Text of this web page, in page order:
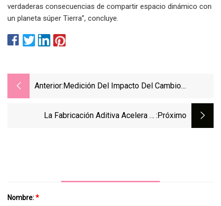
verdaderas consecuencias de compartir espacio dinámico con
un planeta súper Tierra”, concluye.
Anterior: Medición Del Impacto Del Cambio
Variedades De Caña De Azúcar En El Sur
La Fabricación Aditiva Acelera El :próximo
Nombre:*